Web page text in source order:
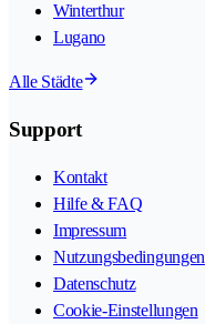
Winterthur
Lugano
Alle Städte
Support
Kontakt
Hilfe & FAQ
Impressum
Nutzungsbedingungen
Datenschutz
Cookie-Einstellungen